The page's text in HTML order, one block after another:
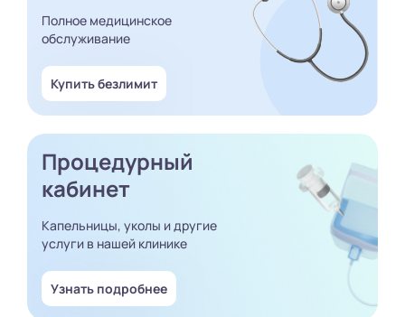
Полное медицинское
обслуживание
Купить безлимит
Процедурный
кабинет
Капельницы, уколы и другие
услуги в нашей клинике
Узнать подробнее